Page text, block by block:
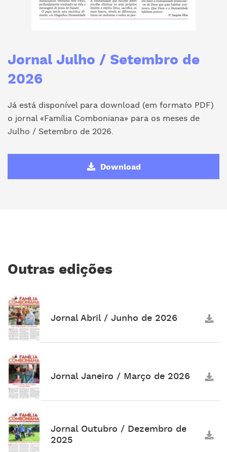
Jornal Julho / Setembro de
2026
Já está disponível para download (em formato PDF)
o jornal «Família Comboniana» para os meses de
Julho / Setembro de 2026.
Download
Outras edições
Jornal Abril / Junho de 2026
Jornal Janeiro / Março de 2026
Jornal Outubro / Dezembro de
2025